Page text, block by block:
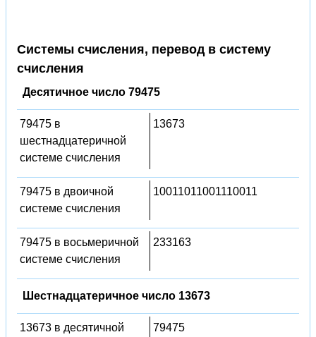
Системы счисления, перевод в систему
счисления
Десятичное число 79475
79475 в
шестнадцатеричной
системе счисления
13673
79475 в двоичной
системе счисления
10011011001110011
79475 в восьмеричной
системе счисления
233163
Шестнадцатеричное число 13673
13673 в десятичной
79475